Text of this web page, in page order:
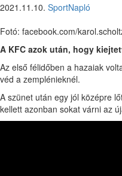
2021.11.10. SportNapló
Fotó: facebook.com/
A KFC azok után, hogy
Az első félidőben a hazaiak
véd a zemplénieknél.
A szünet után egy jól középre
kellett azonban sokat várni az